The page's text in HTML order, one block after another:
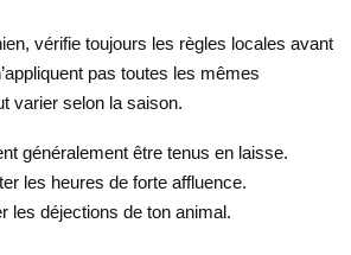
vérifie toujours les règles locales avant
pas toutes les mêmes
varier selon la saison.
généralement être tenus en laisse.
les heures de forte affluence.
les déjections de ton animal.